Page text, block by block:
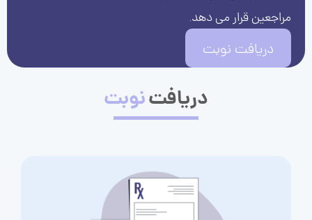
مراجعین قرار می دهد.
دریافت نوبت
دریافتنوبت